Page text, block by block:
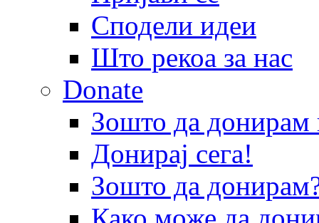
Сподели идеи
Што рекоа за нас
Donate
Зошто да
Донирај сега!
Зошто да